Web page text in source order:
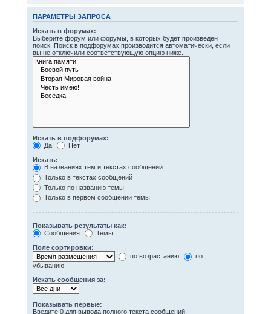
ПАРАМЕТРЫ ЗАПРОСА
Искать в форумах:
Выберите форум или форумы, в которых будет произведён
поиск. Поиск в подфорумах производится автоматически, если
вы не отключили соответствующую опцию ниже.
Искать в подфорумах:
Да
Нет
Искать:
В названиях тем и текстах сообщений
Только в текстах сообщений
Только по названию темы
Только в первом сообщении темы
Показывать результаты как:
Сообщения
Темы
Поле сортировки:
по возрастанию
по
убыванию
Искать сообщения за:
Показывать первые:
Введите 0 для вывода полного текста сообщений.